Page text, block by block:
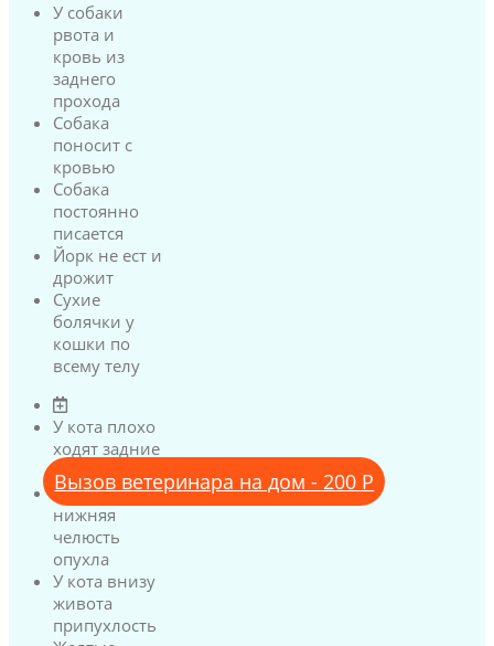
Вызов ветеринара на дом - 200 Р
У собаки
рвота и
кровь из
заднего
прохода
Собака
поносит с
кровью
Собака
постоянно
писается
Йорк не ест и
дрожит
Сухие
болячки у
кошки по
всему телу
У кота плохо
ходят задние
лапы
У кота
нижняя
челюсть
опухла
У кота внизу
живота
припухлость